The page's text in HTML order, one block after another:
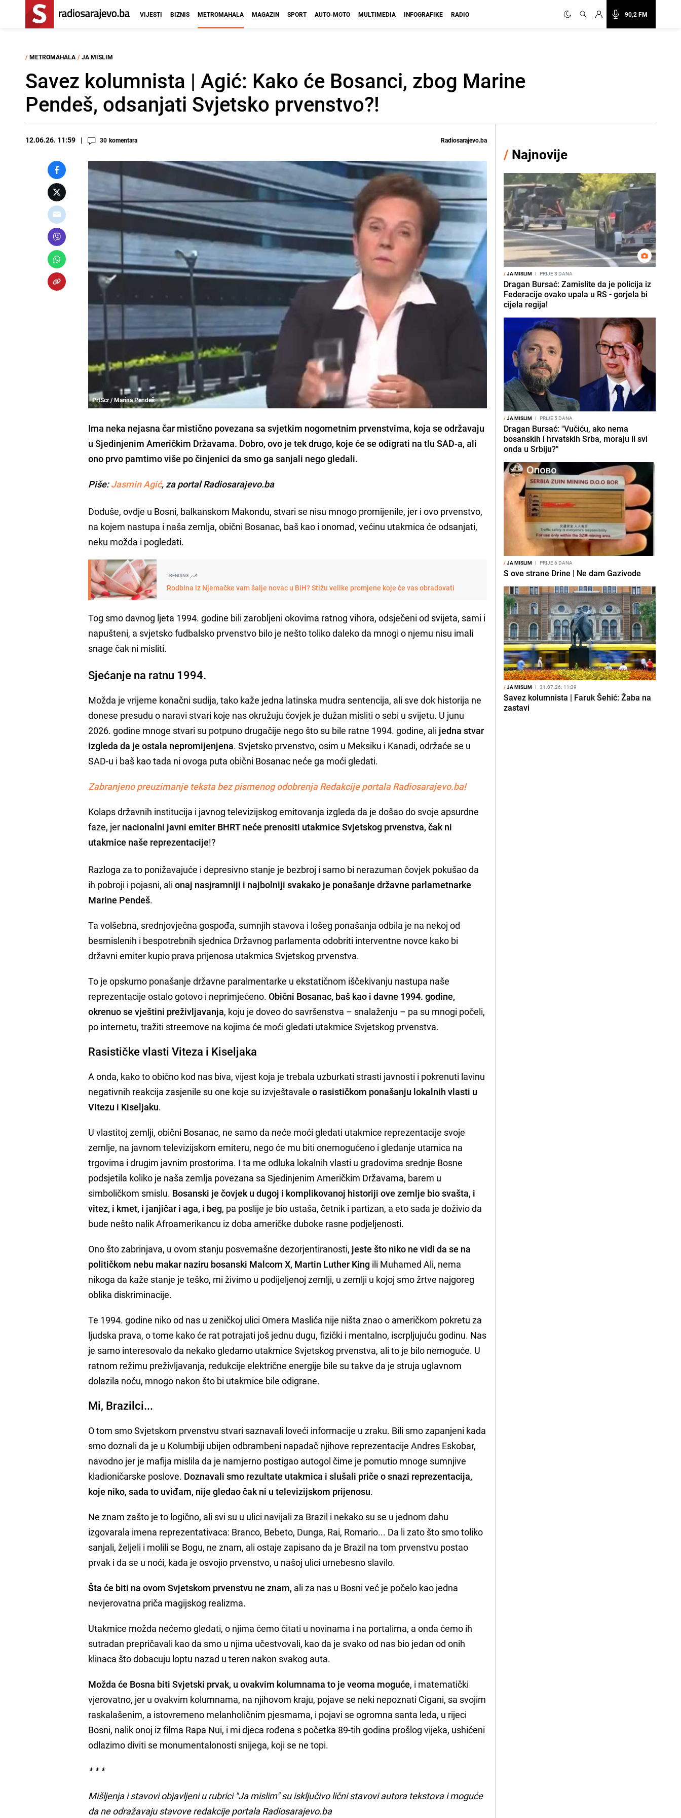
90,2 FM
VIJESTI BIZNIS METROMAHALA MAGAZIN SPORT AUTO-MOTO MULTIMEDIA INFOGRAFIKE RADIO
/ METROMAHALA / JA MISLIM
Savez kolumnista | Agić: Kako će Bosanci, zbog Marine
Pendeš, odsanjati Svjetsko prvenstvo?!
12.06.26. 11:59 30 komentara Radiosarajevo.ba
PrtScr / Marina Pendeš
Ima neka nejasna čar mistično povezana sa svjetkim nogometnim prvenstvima, koja se održavaju
u Sjedinjenim Američkim Državama. Dobro, ovo je tek drugo, koje će se odigrati na tlu SAD-a, ali
ono prvo pamtimo više po činjenici da smo ga sanjali nego gledali.
Piše:Jasmin Agić, za portal Radiosarajevo.ba
Doduše, ovdje u Bosni, balkanskom Makondu, stvari se nisu mnogo promijenile, jer i ovo prvenstvo,
na kojem nastupa i naša zemlja, obični Bosanac, baš kao i onomad, većinu utakmica će odsanjati,
neku možda i pogledati.
TRENDING
Rodbina iz Njemačke vam šalje novac u BiH? Stižu velike promjene koje će vas obradovati
Tog smo davnog ljeta 1994. godine bili zarobljeni okovima ratnog vihora, odsječeni od svijeta, sami i
napušteni, a svjetsko fudbalsko prvenstvo bilo je nešto toliko daleko da mnogi o njemu nisu imali
snage čak ni misliti.
Sjećanje na ratnu 1994.
Možda je vrijeme konačni sudija, tako kaže jedna latinska mudra sentencija, ali sve dok historija ne
donese presudu o naravi stvari koje nas okružuju čovjek je dužan misliti o sebi u svijetu. U junu
2026. godine mnoge stvari su potpuno drugačije nego što su bile ratne 1994. godine, ali jedna stvar
izgleda da je ostala nepromijenjena. Svjetsko prvenstvo, osim u Meksiku i Kanadi, održaće se u
SAD-u i baš kao tada ni ovoga puta obični Bosanac neće ga moći gledati.
Zabranjeno preuzimanje teksta bez pismenog odobrenja Redakcije portala Radiosarajevo.ba!
Kolaps državnih institucija i javnog televizijskog emitovanja izgleda da je došao do svoje apsurdne
faze, jer nacionalni javni emiter BHRT neće prenositi utakmice Svjetskog prvenstva, čak ni
utakmice naše reprezentacije!?
Razloga za to ponižavajuće i depresivno stanje je bezbroj i samo bi nerazuman čovjek pokušao da
ih pobroji i pojasni, alionaj nasjramniji i najbolniji svakako je ponašanje državne parlametnarke
Marine Pendeš.
Ta volšebna, srednjovječna gospođa, sumnjih stavova i lošeg ponašanja odbila je na nekoj od
besmislenih i bespotrebnih sjednica Državnog parlamenta odobriti interventne novce kako bi
državni emiter kupio prava prijenosa utakmica Svjetskog prvenstva.
To je opskurno ponašanje državne paralmentarke u ekstatičnom iščekivanju nastupa naše
reprezentacije ostalo gotovo i neprimjećeno.Obični Bosanac, baš kao i davne 1994. godine,
okrenuo se vještini preživljavanja, koju je doveo do savršenstva – snalaženju – pa su mnogi počeli,
po internetu, tražiti streemove na kojima će moći gledati utakmice Svjetskog prvenstva.
Rasističke vlasti Viteza i Kiseljaka
A onda, kako to obično kod nas biva, vijest koja je trebala uzburkati strasti javnosti i pokrenuti lavinu
negativnih reakcija zasjenile su one koje su izvještavaleo rasističkom ponašanju lokalnih vlasti u
Vitezu i Kiseljaku.
U vlastitoj zemlji, obični Bosanac, ne samo da neće moći gledati utakmice reprezentacije svoje
zemlje, na javnom televizijskom emiteru, nego će mu biti onemogućeno i gledanje utamica na
trgovima i drugim javnim prostorima. I ta me odluka lokalnih vlasti u gradovima srednje Bosne
podsjetila koliko je naša zemlja povezana sa Sjedinjenim Američkim Državama, barem u
simboličkom smislu. Bosanski je čovjek u dugoj i komplikovanoj historiji ove zemlje bio svašta, i
vitez, i kmet, i janjičar i aga, i beg, pa poslije je bio ustaša, četnik i partizan, a eto sada je doživio da
bude nešto nalik Afroamerikancu iz doba američke duboke rasne podjeljenosti.
Ono što zabrinjava, u ovom stanju posvemašne dezorjentiranosti, jeste što niko ne vidi da se na
političkom nebu makar naziru bosanski Malcom X, Martin Luther King ili Muhamed Ali, nema
nikoga da kaže stanje je teško, mi živimo u podijeljenoj zemlji, u zemlji u kojoj smo žrtve najgoreg
oblika diskriminacije.
Te 1994. godine niko od nas u zeničkoj ulici Omera Maslića nije ništa znao o američkom pokretu za
ljudska prava, o tome kako će rat potrajati još jednu dugu, fizički i mentalno, iscrpljujuću godinu. Nas
je samo interesovalo da nekako gledamo utakmice Svjetskog prvenstva, ali to je bilo nemoguće. U
ratnom režimu preživljavanja, redukcije električne energije bile su takve da je struja uglavnom
dolazila noću, mnogo nakon što bi utakmice bile odigrane.
Mi, Brazilci...
O tom smo Svjetskom prvenstvu stvari saznavali loveći informacije u zraku. Bili smo zapanjeni kada
smo doznali da je u Kolumbiji ubijen odbrambeni napadač njihove reprezentacije Andres Eskobar,
navodno jer je mafija mislila da je namjerno postigao autogol čime je pomutio mnoge sumnjive
kladioničarske poslove. Doznavali smo rezultate utakmica i slušali priče o snazi reprezentacija,
koje niko, sada to uviđam, nije gledao čak ni u televizijskom prijenosu.
Ne znam zašto je to logično, ali svi su u ulici navijali za Brazil i nekako su se u jednom dahu
izgovarala imena reprezentativaca: Branco, Bebeto, Dunga, Rai, Romario... Da li zato što smo toliko
sanjali, željeli i molili se Bogu, ne znam, ali ostaje zapisano da je Brazil na tom prvenstvu postao
prvak i da se u noći, kada je osvojio prvenstvo, u našoj ulici urnebesno slavilo.
Šta će biti na ovom Svjetskom prvenstvu ne znam, ali za nas u Bosni već je počelo kao jedna
nevjerovatna priča magijskog realizma.
Utakmice možda nećemo gledati, o njima ćemo čitati u novinama i na portalima, a onda ćemo ih
sutradan prepričavali kao da smo u njima učestvovali, kao da je svako od nas bio jedan od onih
klinaca što dobacuju loptu nazad u teren nakon svakog auta.
Možda će Bosna biti Svjetski prvak, u ovakvim kolumnama to je veoma moguće, i matematički
vjerovatno, jer u ovakvim kolumnama, na njihovom kraju, pojave se neki nepoznati Cigani, sa svojim
raskalašenim, a istovremeno melanholičnim pjesmama, i pojavi se ogromna santa leda, u rijeci
Bosni, nalik onoj iz filma Rapa Nui, i mi djeca rođena s početka 89-tih godina prošlog vijeka, ushićeni
odlazimo diviti se monumentalonosti snijega, koji se ne topi.
* * *
Mišljenja i stavovi objavljeni u rubrici "Ja mislim" su isključivo lični stavovi autora tekstova i moguće
da ne odražavaju stavove redakcije portala Radiosarajevo.ba
/ Najnovije
/JA MISLIM I PRIJE 3 DANA
Dragan Bursać: Zamislite da je policija iz
Federacije ovako upala u RS - gorjela bi
cijela regija!
/JA MISLIM I PRIJE 5 DANA
Dragan Bursać: "Vučiću, ako nema
bosanskih i hrvatskih Srba, moraju li svi
onda u Srbiju?"
/JA MISLIM I PRIJE 6 DANA
S ove strane Drine | Ne dam Gazivode
/JA MISLIM I 31.07.26. 11:39
Savez kolumnista | Faruk Šehić: Žaba na
zastavi